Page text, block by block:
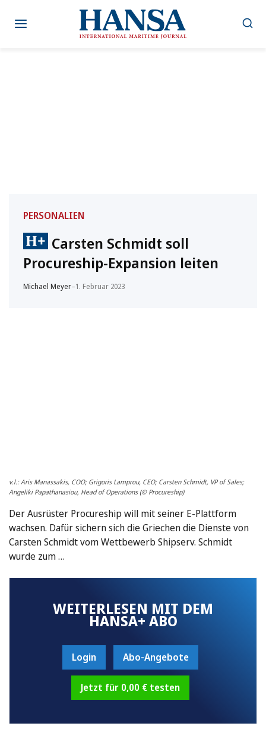
Inhalt
PERSONALIEN
Carsten Schmidt soll
Procureship-Expansion leiten
Michael Meyer–1. Februar 2023
v.l.: Aris Manassakis, COO; Grigoris Lamprou, CEO; Carsten Schmidt, VP of Sales;
Angeliki Papathanasiou, Head of Operations (© Procureship)
Der Ausrüster Procureship will mit seiner E-Plattform
wachsen. Dafür sichern sich die Griechen die Dienste von
Carsten Schmidt vom Wettbewerb Shipserv. Schmidt
wurde zum …
WEITERLESEN MIT DEM
HANSA+ ABO
Login Abo-Angebote
Jetzt für 0,00 € testen